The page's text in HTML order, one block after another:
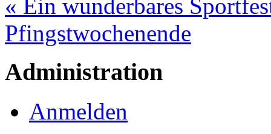
« Ein wunderbares
Pfingstwochenende
Administration
Anmelden